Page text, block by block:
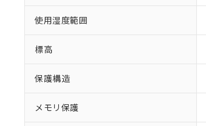
使用湿度範囲
標高
保護構造
メモリ保護